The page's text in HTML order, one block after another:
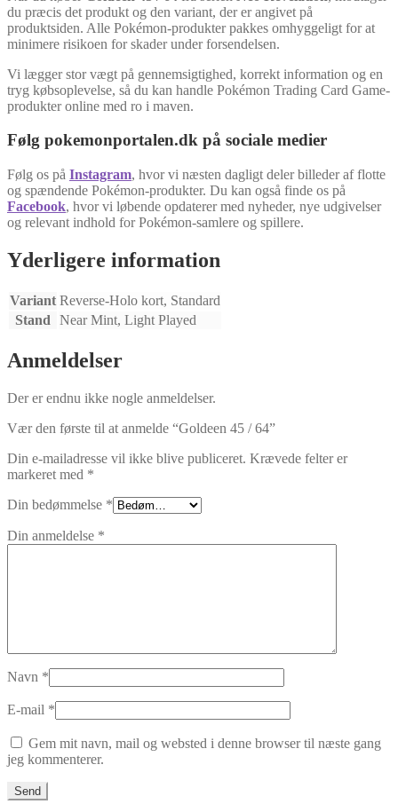
du præcis det produkt og den variant, der er angivet på
produktsiden. Alle Pokémon-produkter pakkes omhyggeligt for at
minimere risikoen for skader under forsendelsen.
Vi lægger stor vægt på gennemsigtighed, korrekt information og en
tryg købsoplevelse, så du kan handle Pokémon Trading Card Game-
produkter online med ro i maven.
Følg pokemonportalen.dk på sociale medier
Følg os på Instagram, hvor vi næsten dagligt deler billeder af flotte
og spændende Pokémon-produkter. Du kan også finde os på
Facebook, hvor vi løbende opdaterer med nyheder, nye udgivelser
og relevant indhold for Pokémon-samlere og spillere.
Yderligere information
Variant Reverse-Holo kort, Standard
Stand
Near Mint, Light Played
Anmeldelser
Der er endnu ikke nogle anmeldelser.
Vær den første til at anmelde “Goldeen 45 / 64”
Din e-mailadresse vil ikke blive publiceret. Krævede felter er
markeret med *
Din bedømmelse *
Din anmeldelse *
Navn *
E-mail *
Gem mit navn, mail og websted i denne browser til næste gang
jeg kommenterer.